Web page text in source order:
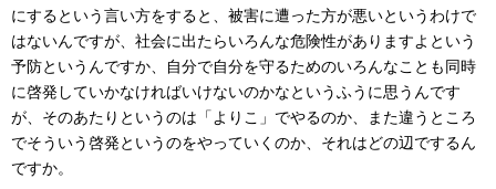
にするという言い方をすると、被害に遭った方が悪いというわけで
はないんですが、社会に出たらいろんな危険性がありますよという
予防というんですか、自分で自分を守るためのいろんなことも同時
に啓発していかなければいけないのかなというふうに思うんです
が、そのあたりというのは「よりこ」でやるのか、また違うところ
でそういう啓発というのをやっていくのか、それはどの辺でするん
ですか。